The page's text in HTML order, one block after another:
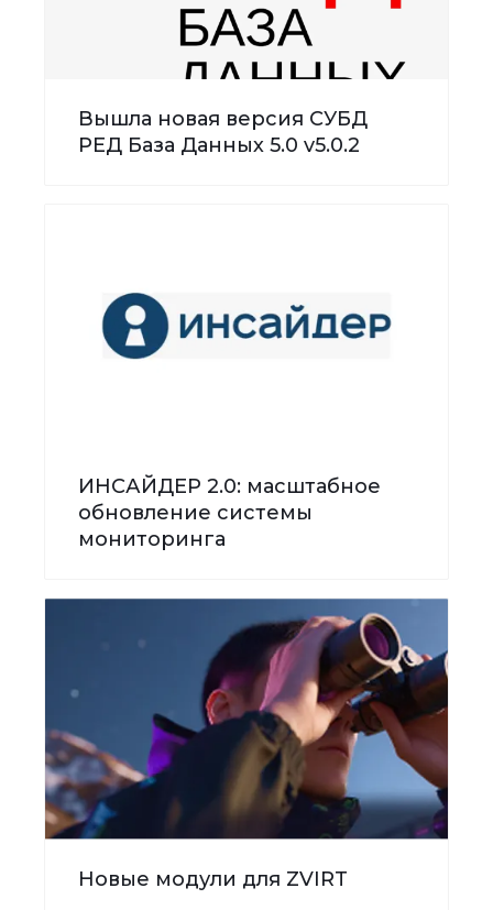
Вышла новая версия СУБД
РЕД База Данных 5.0 v5.0.2
ИНСАЙДЕР 2.0: масштабное
обновление системы
мониторинга
Новые модули для ZVIRT